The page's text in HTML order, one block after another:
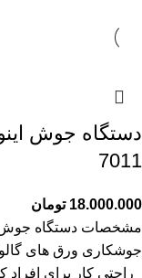
7011
18.000.000 تومان
جوشکاری ورق های
_راحتی کار برای